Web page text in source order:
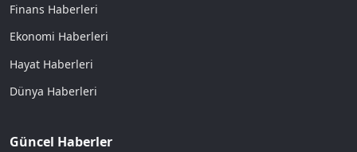
Finans Haberleri
Ekonomi Haberleri
Hayat Haberleri
Dünya Haberleri
Güncel Haberler